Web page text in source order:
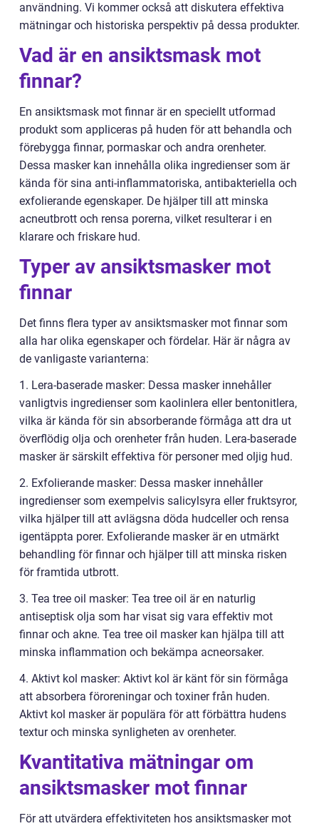
användning. Vi kommer också att diskutera effektiva
mätningar och historiska perspektiv på dessa produkter.
Vad är en ansiktsmask mot
finnar?
En ansiktsmask mot finnar är en speciellt utformad
produkt som appliceras på huden för att behandla och
förebygga finnar, pormaskar och andra orenheter.
Dessa masker kan innehålla olika ingredienser som är
kända för sina anti-inflammatoriska, antibakteriella och
exfolierande egenskaper. De hjälper till att minska
acneutbrott och rensa porerna, vilket resulterar i en
klarare och friskare hud.
Typer av ansiktsmasker mot
finnar
Det finns flera typer av ansiktsmasker mot finnar som
alla har olika egenskaper och fördelar. Här är några av
de vanligaste varianterna:
1. Lera-baserade masker: Dessa masker innehåller
vanligtvis ingredienser som kaolinlera eller bentonitlera,
vilka är kända för sin absorberande förmåga att dra ut
överflödig olja och orenheter från huden. Lera-baserade
masker är särskilt effektiva för personer med oljig hud.
2. Exfolierande masker: Dessa masker innehåller
ingredienser som exempelvis salicylsyra eller fruktsyror,
vilka hjälper till att avlägsna döda hudceller och rensa
igentäppta porer. Exfolierande masker är en utmärkt
behandling för finnar och hjälper till att minska risken
för framtida utbrott.
3. Tea tree oil masker: Tea tree oil är en naturlig
antiseptisk olja som har visat sig vara effektiv mot
finnar och akne. Tea tree oil masker kan hjälpa till att
minska inflammation och bekämpa acneorsaker.
4. Aktivt kol masker: Aktivt kol är känt för sin förmåga
att absorbera föroreningar och toxiner från huden.
Aktivt kol masker är populära för att förbättra hudens
textur och minska synligheten av orenheter.
Kvantitativa mätningar om
ansiktsmasker mot finnar
För att utvärdera effektiviteten hos ansiktsmasker mot